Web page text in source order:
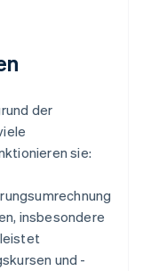
der
sie:
insbesondere
und -